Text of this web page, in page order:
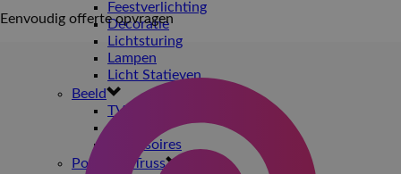
Feestverlichting
Decoratie
Lichtsturing
Lampen
Licht Statieven
Beeld
TV scherm
Beamer
Accessoires
Podium / Truss
Eenvoudig offerte opvragen